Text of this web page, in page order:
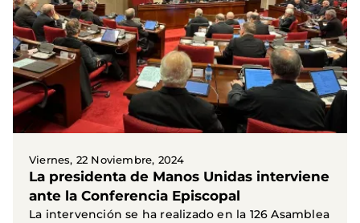
Viernes, 22 Noviembre, 2024
La presidenta de Manos Unidas interviene
ante la Conferencia Episcopal
La intervención se ha realizado en la 126 Asamblea